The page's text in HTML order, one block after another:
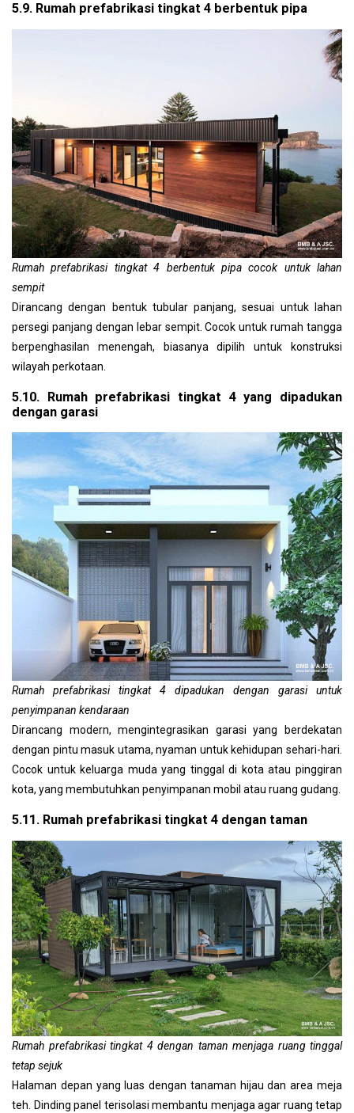
5.9. Rumah prefabrikasi tingkat 4 berbentuk pipa
Rumah prefabrikasi tingkat 4 berbentuk pipa cocok untuk lahan
sempit
Dirancang dengan bentuk tubular panjang, sesuai untuk lahan
persegi panjang dengan lebar sempit. Cocok untuk rumah tangga
berpenghasilan menengah, biasanya dipilih untuk konstruksi
wilayah perkotaan.
5.10. Rumah prefabrikasi tingkat 4 yang dipadukan
dengan garasi
Rumah prefabrikasi tingkat 4 dipadukan dengan garasi untuk
penyimpanan kendaraan
Dirancang modern, mengintegrasikan garasi yang berdekatan
dengan pintu masuk utama, nyaman untuk kehidupan sehari-hari.
Cocok untuk keluarga muda yang tinggal di kota atau pinggiran
kota, yang membutuhkan penyimpanan mobil atau ruang gudang.
5.11. Rumah prefabrikasi tingkat 4 dengan taman
Rumah prefabrikasi tingkat 4 dengan taman menjaga ruang tinggal
tetap sejuk
Halaman depan yang luas dengan tanaman hijau dan area meja
teh. Dinding panel terisolasi membantu menjaga agar ruang tetap